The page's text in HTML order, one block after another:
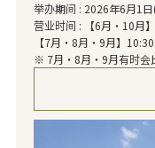
举办期间 : 2026年6月1
营业时间 : 【6月・10月
【7月・8月・9月】
※ 7月・8月・9月有时会